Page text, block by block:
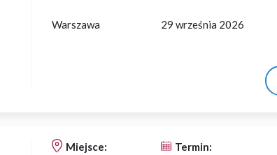
Warszawa 29 września 2026
Miejsce: Termin: